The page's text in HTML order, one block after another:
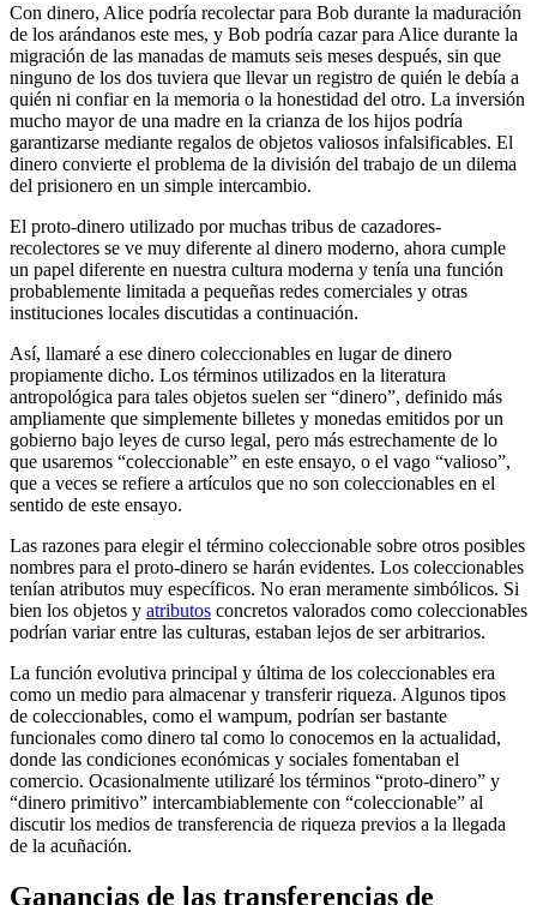
Con dinero, Alice podría recolectar para Bob durante la maduración
de los arándanos este mes, y Bob podría cazar para Alice durante la
migración de las manadas de mamuts seis meses después, sin que
ninguno de los dos tuviera que llevar un registro de quién le debía a
quién ni confiar en la memoria o la honestidad del otro. La inversión
mucho mayor de una madre en la crianza de los hijos podría
garantizarse mediante regalos de objetos valiosos infalsificables. El
dinero convierte el problema de la división del trabajo de un dilema
del prisionero en un simple intercambio.
El proto-dinero utilizado por muchas tribus de cazadores-
recolectores se ve muy diferente al dinero moderno, ahora cumple
un papel diferente en nuestra cultura moderna y tenía una función
probablemente limitada a pequeñas redes comerciales y otras
instituciones locales discutidas a continuación.
Así, llamaré a ese dinero coleccionables en lugar de dinero
propiamente dicho. Los términos utilizados en la literatura
antropológica para tales objetos suelen ser “dinero”, definido más
ampliamente que simplemente billetes y monedas emitidos por un
gobierno bajo leyes de curso legal, pero más estrechamente de lo
que usaremos “coleccionable” en este ensayo, o el vago “valioso”,
que a veces se refiere a artículos que no son coleccionables en el
sentido de este ensayo.
Las razones para elegir el término coleccionable sobre otros posibles
nombres para el proto-dinero se harán evidentes. Los coleccionables
tenían atributos muy específicos. No eran meramente simbólicos. Si
bien los objetos y atributos concretos valorados como coleccionables
podrían variar entre las culturas, estaban lejos de ser arbitrarios.
La función evolutiva principal y última de los coleccionables era
como un medio para almacenar y transferir riqueza. Algunos tipos
de coleccionables, como el wampum, podrían ser bastante
funcionales como dinero tal como lo conocemos en la actualidad,
donde las condiciones económicas y sociales fomentaban el
comercio. Ocasionalmente utilizaré los términos “proto-dinero” y
“dinero primitivo” intercambiablemente con “coleccionable” al
discutir los medios de transferencia de riqueza previos a la llegada
de la acuñación.
Ganancias de las transferencias de